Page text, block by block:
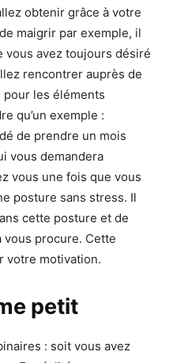
obtenir grâce à votre
maigrir par exemple, il
vous avez toujours désiré
rencontrer auprès de
pour les éléments
qu’un exemple :
de prendre un mois
vous demandera
vous une fois que vous
posture sans stress. Il
cette posture et de
procure. Cette
votre motivation.
petit
: soit vous avez